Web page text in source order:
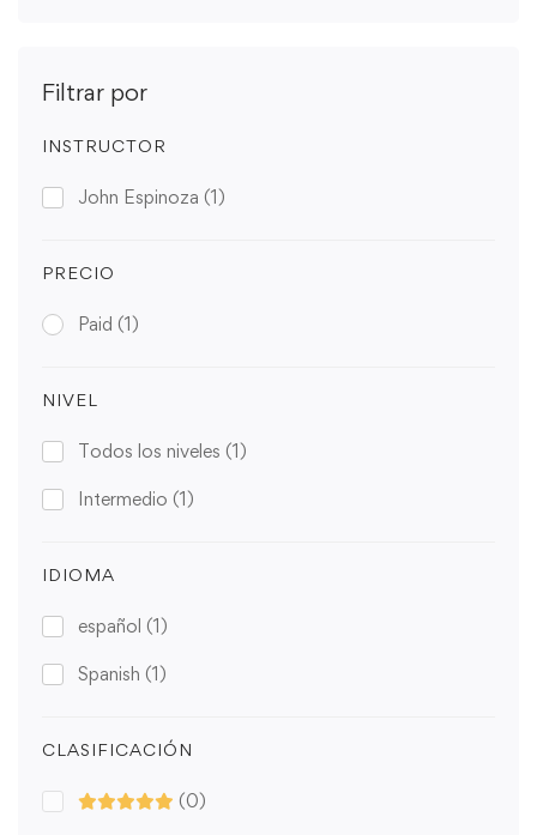
Filtrar por
INSTRUCTOR
John Espinoza (1)
PRECIO
Paid (1)
NIVEL
Todos los niveles (1)
Intermedio (1)
IDIOMA
español (1)
Spanish (1)
CLASIFICACIÓN
(0)